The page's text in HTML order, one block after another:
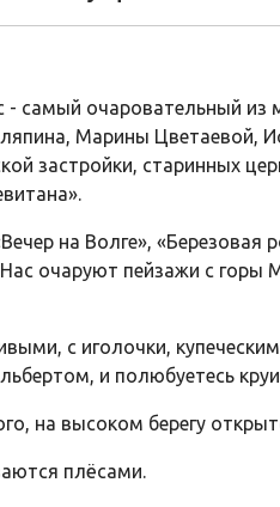
- самый очаровательный
Марины Цветаевой,
застройки, старинных
на Волге», «Березовая
очаруют пейзажи с
с иголочки,
и полюбуетесь
на высоком берегу
плёсами.